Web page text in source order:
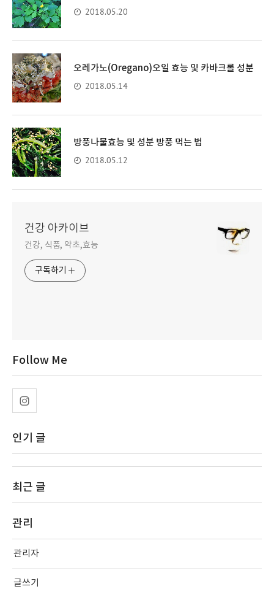
2018.05.20
오레가노(Oregano)오일 효능 및 카바크롤 성분
2018.05.14
방풍나물효능 및 성분 방풍 먹는 법
2018.05.12
건강 아카이브
건강, 식품, 약초,효능
구독하기
Follow Me
인기 글
최근 글
관리
관리자
글쓰기